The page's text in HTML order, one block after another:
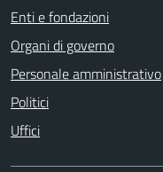
Enti e fondazioni
Organi di governo
Personale amministrativo
Politici
Uffici